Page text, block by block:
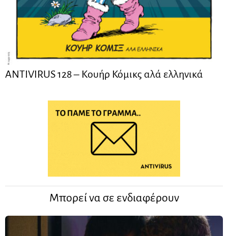
ANTIVIRUS 128 – Kουήρ Κόμικς αλά ελληνικά
Μπορεί να σε ενδιαφέρουν